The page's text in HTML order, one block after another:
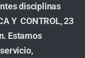
disciplinas
Y CONTROL, 23
Estamos